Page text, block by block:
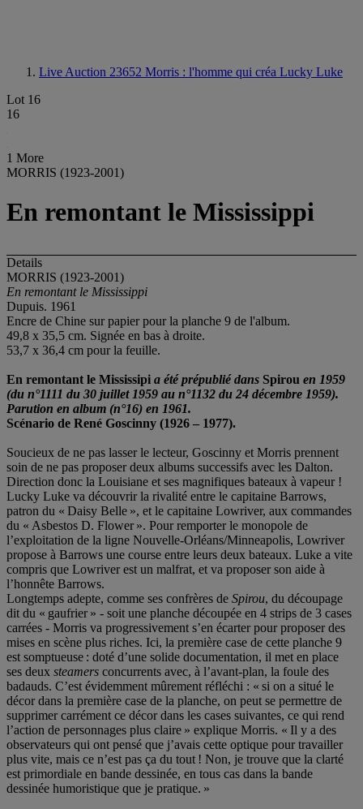
Live Auction 23652 Morris : l'homme qui créa Lucky Luke
Lot 16
16
1 More
MORRIS (1923-2001)
En remontant le Mississippi
Details
MORRIS (1923-2001)
En remontant le Mississippi
Dupuis. 1961
Encre de Chine sur papier pour la planche 9 de l'album.
49,8 x 35,5 cm. Signée en bas à droite.
53,7 x 36,4 cm pour la feuille.
En remontant le Mississipi a été prépublié dans Spirou en 1959
(du n°1111 du 30 juillet 1959 au n°1132 du 24 décembre 1959).
Parution en album (n°16) en 1961.
Scénario de René Goscinny (1926 – 1977).
Soucieux de ne pas lasser le lecteur, Goscinny et Morris prennent
soin de ne pas proposer deux albums successifs avec les Dalton.
Direction donc la Louisiane et ses magnifiques bateaux à vapeur !
Lucky Luke va découvrir la rivalité entre le capitaine Barrows,
patron du « Daisy Belle », et le capitaine Lowriver, aux commandes
du « Asbestos D. Flower ». Pour remporter le monopole de
l’exploitation de la ligne Nouvelle-Orléans/Minneapolis, Lowriver
propose à Barrows une course entre leurs deux bateaux. Luke a vite
compris que Lowriver est un malfrat, et va proposer son aide à
l’honnête Barrows.
Longtemps adepte, comme ses confrères de Spirou, du découpage
dit du « gaufrier » - soit une planche découpée en 4 strips de 3 cases
carrées - Morris va progressivement s’en écarter pour proposer des
mises en scène plus riches. Ici, la première case de cette planche 9
est somptueuse : doté d’une solide documentation, il met en place
ses deux steamers concurrents avec, à l’avant-plan, la foule des
badauds. C’est évidemment mûrement réfléchi : « si on a situé le
décor dans la première case de la planche, on peut se permettre de
supprimer carrément ce décor dans les cases suivantes, ce qui rend
l’action de personnages plus claire » explique Morris. « Il y a des
observateurs qui ont pensé que j’avais cette optique pour travailler
plus vite, mais ce n’est pas ça du tout ! Non, je trouve que la clarté
est primordiale en bande dessinée, en tous cas dans la bande
dessinée humoristique que je pratique. »